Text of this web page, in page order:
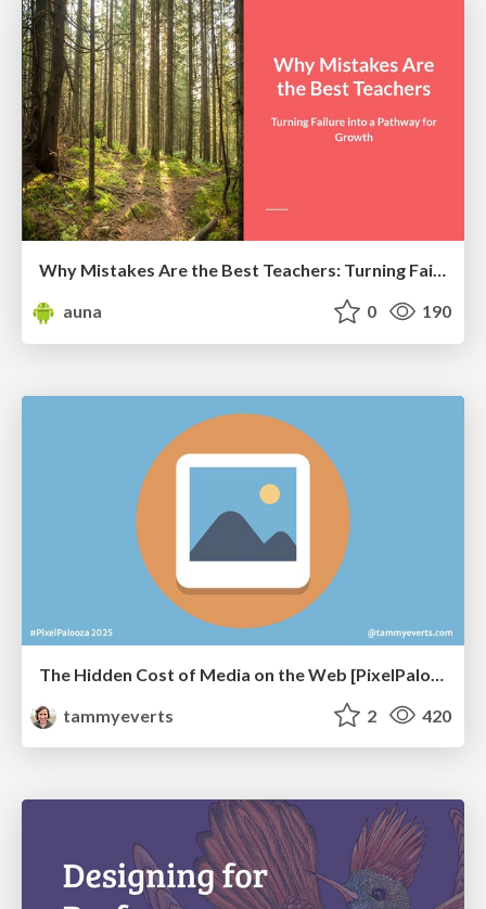
Why Mistakes Are the Best Teachers: Turning Failure into a Pathway for Growth
auna
0 190
tammyeverts
2 420